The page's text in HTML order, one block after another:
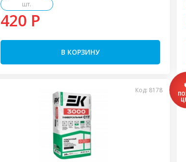
шт.
420 P
В КОРЗИНУ
Код: 8178